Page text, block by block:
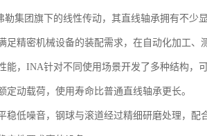
勒集团旗下的线性传动，其直线轴承拥有不少
足精密机械设备的装配需求，在自动化加工、
能，INA针对不同使用场景开发了多种结构，
定动载荷，使用寿命比普通直线轴承更长。
稳低噪音，钢球与滚道经过精细研磨处理，配